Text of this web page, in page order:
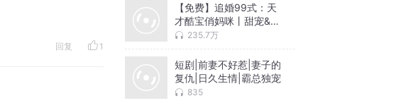
回复 1
【免费】追婚99式：天
才酷宝俏妈咪丨甜宠&萌
宝丨宠婚
235.7万
短剧|前妻不好惹|妻子的
复仇|日久生情|霸总独宠
835